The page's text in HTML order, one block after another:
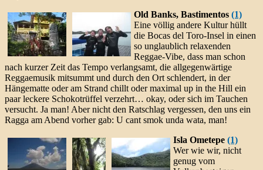
Old Banks, Bastimentos (1)
Eine völlig andere Kultur hüllt
die Bocas del Toro-Insel in einen
so unglaublich relaxenden
Reggae-Vibe, dass man schon
nach kurzer Zeit das Tempo verlangsamt, die allgegenwärtige
Reggaemusik mitsummt und durch den Ort schlendert, in der
Hängematte oder am Strand chillt oder maximal up in the Hill ein
paar leckere Schokotrüffel verzehrt… okay, oder sich im Tauchen
versucht. Ja man! Aber nicht den Ratschlag vergessen, den uns ein
Ragga am Abend vorher gab: U cant smok unda wata, man!
Isla Ometepe (1)
Wer wie wir, nicht
genug vom